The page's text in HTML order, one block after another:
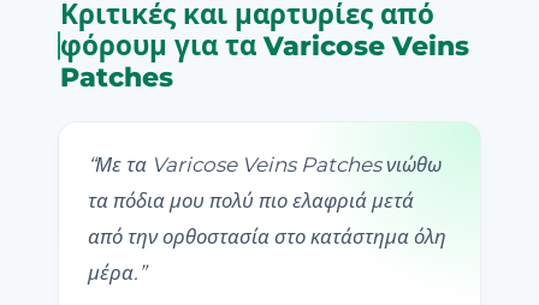
Κριτικές και μαρτυρίες από
φόρουμ για τα Varicose Veins
Patches
“Με τα Varicose Veins Patches νιώθω
τα πόδια μου πολύ πιο ελαφριά μετά
από την ορθοστασία στο κατάστημα όλη
μέρα. ”